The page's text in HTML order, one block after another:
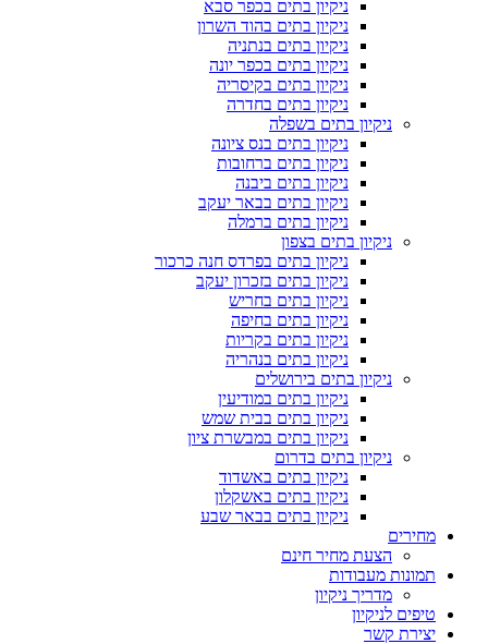
ניקיון בתים בכפר סבא
ניקיון בתים בהוד השרון
ניקיון בתים בנתניה
ניקיון בתים בכפר יונה
ניקיון בתים בקיסריה
ניקיון בתים בחדרה
ניקיון בתים בשפלה
ניקיון בתים בנס ציונה
ניקיון בתים ברחובות
ניקיון בתים ביבנה
ניקיון בתים בבאר יעקב
ניקיון בתים ברמלה
ניקיון בתים בצפון
ניקיון בתים בפרדס חנה כרכור
ניקיון בתים בזכרון יעקב
ניקיון בתים בחריש
ניקיון בתים בחיפה
ניקיון בתים בקריות
ניקיון בתים בנהריה
ניקיון בתים בירושלים
ניקיון בתים במודיעין
ניקיון בתים בבית שמש
ניקיון בתים במבשרת ציון
ניקיון בתים בדרום
ניקיון בתים באשדוד
ניקיון בתים באשקלון
ניקיון בתים בבאר שבע
מחירים
הצעת מחיר חינם
תמונות מעבודות
מדריך ניקיון
טיפים לניקיון
יצירת קשר